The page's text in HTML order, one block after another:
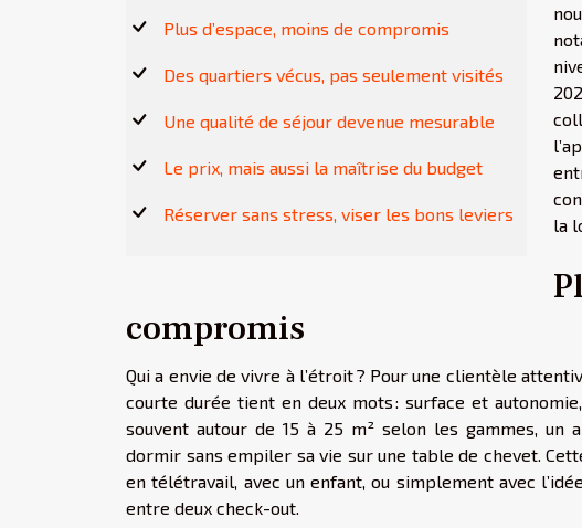
Plus d’espace, moins de compromis
Des quartiers vécus, pas seulement visités
Une qualité de séjour devenue mesurable
Le prix, mais aussi la maîtrise du budget
Réserver sans stress, viser les bons leviers
la
compromis
Qui a envie de vivre à l’étroit ? Pour une clientèle
courte durée tient en deux mots : surface et
souvent autour de 15 à 25 m² selon les gammes,
dormir sans empiler sa vie sur une table de chevet.
en télétravail, avec un enfant, ou simplement avec
entre deux check-out.